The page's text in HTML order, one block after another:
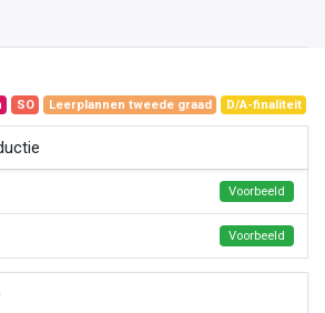
SO Leerplannen tweede graad D/A-finaliteit
Voorbeeld
Voorbeeld